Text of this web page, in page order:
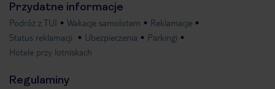
Przydatne informacje
Podróż z TUI Wakacje samolotem
Reklamacje
Status reklamacji
Ubezpieczenia
Parkingi
Hotele przy lotniskach
Regulaminy